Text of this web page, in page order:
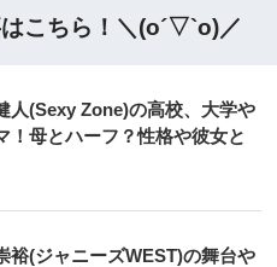
こちら！＼(o´▽`o)／
人(Sexy Zone)の高校、大学や
！母とハーフ？性格や彼女と
裕(ジャニーズWEST)の舞台や